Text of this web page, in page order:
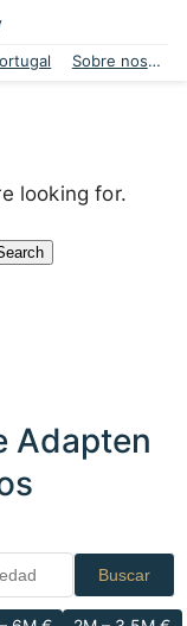
Sobre nosotros
looking for.
Adapten
Buscar